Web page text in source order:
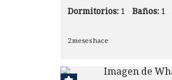
Dormitorios:1 Baños:1
2 meses hace